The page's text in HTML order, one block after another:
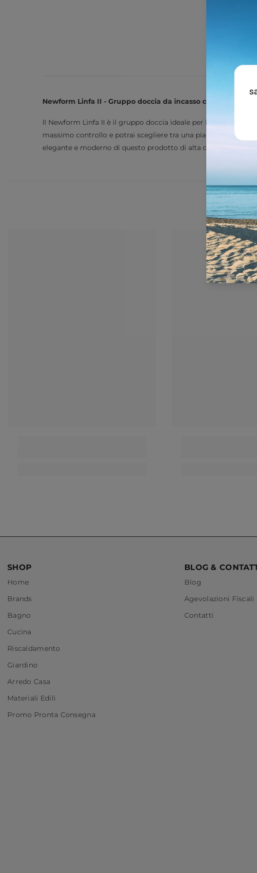
Newform Linfa II - Gruppo doccia da incasso completo di
Il Newform Linfa II è il gruppo doccia ideale per la tua
massimo controllo e potrai scegliere tra una piacevole
elegante e moderno di questo prodotto di alta qualità.
SHOP
Home
Brands
Bagno
Cucina
Riscaldamento
Giardino
Arredo Casa
Materiali Edili
Promo Pronta Consegna
BLOG &
Blog
Agevolazioni Fiscali
Contatti